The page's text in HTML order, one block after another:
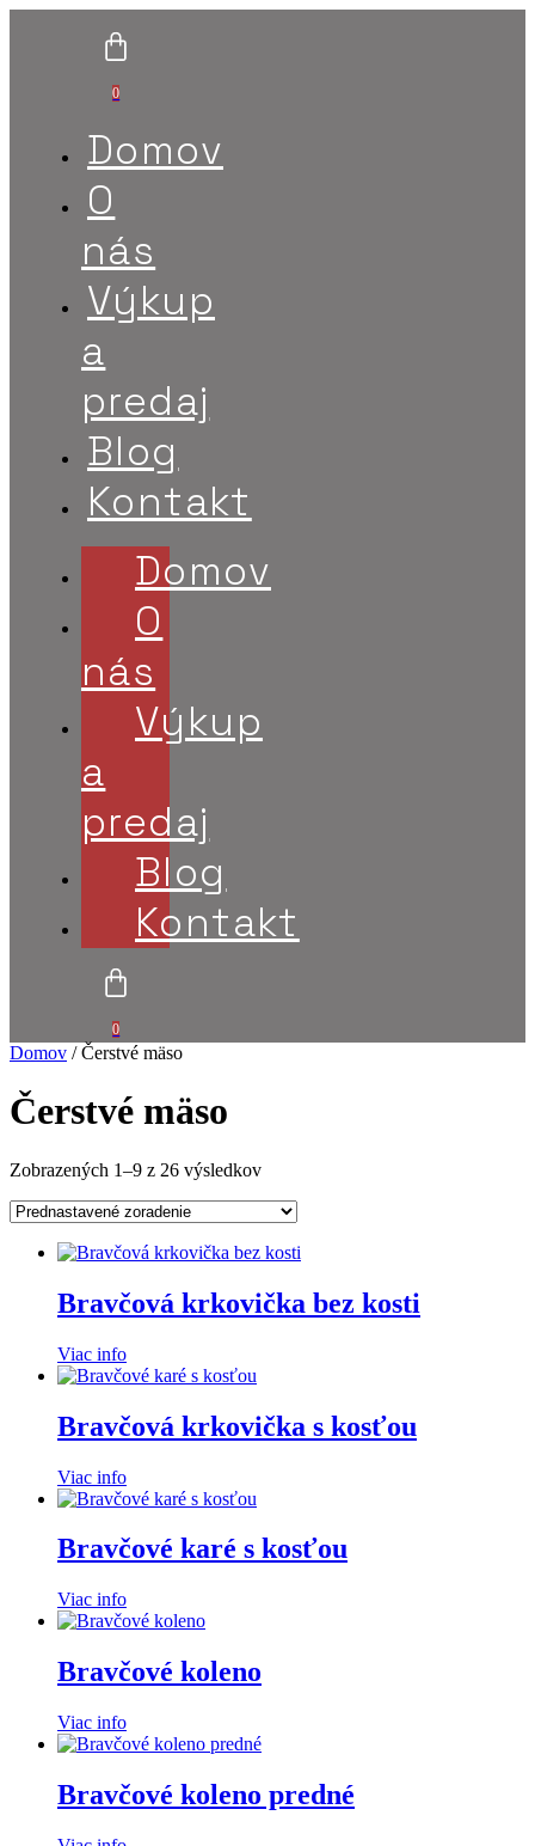
0
Domov
O
nás
Výkup
a
predaj
Blog
Kontakt
Domov
O
nás
Výkup
a
predaj
Blog
Kontakt
0
Domov / Čerstvé mäso
Čerstvé mäso
Zobrazených 1–9 z 26 výsledkov
Bravčová krkovička bez kosti
Viac info
Bravčová krkovička s kosťou
Viac info
Bravčové karé s kosťou
Viac info
Bravčové koleno
Viac info
Bravčové koleno predné